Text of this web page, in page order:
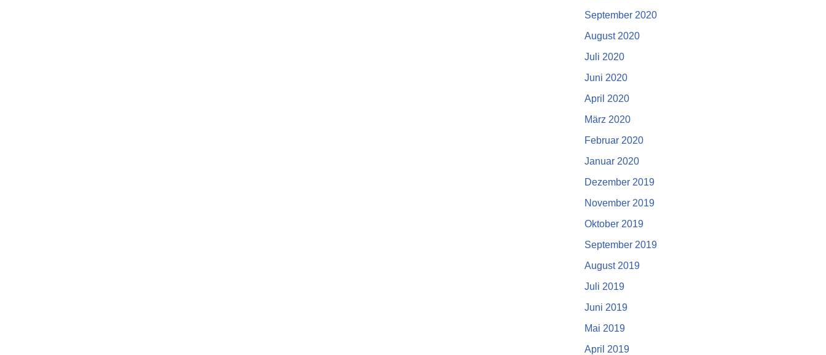
September 2020
August 2020
Juli 2020
Juni 2020
April 2020
März 2020
Februar 2020
Januar 2020
Dezember 2019
November 2019
Oktober 2019
September 2019
August 2019
Juli 2019
Juni 2019
Mai 2019
April 2019